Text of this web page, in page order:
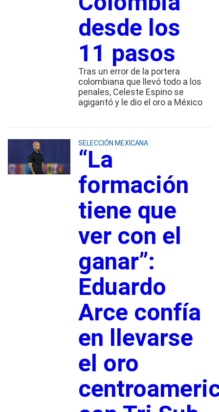
desde los
11 pasos
Tras un error de la portera
colombiana que llevó todo a los
penales, Celeste Espino se
agigantó y le dio el oro a México
SELECCIÓN MEXICANA
“La
formación
tiene que
ver con el
ganar”:
Eduardo
Arce confía
en llevarse
el oro